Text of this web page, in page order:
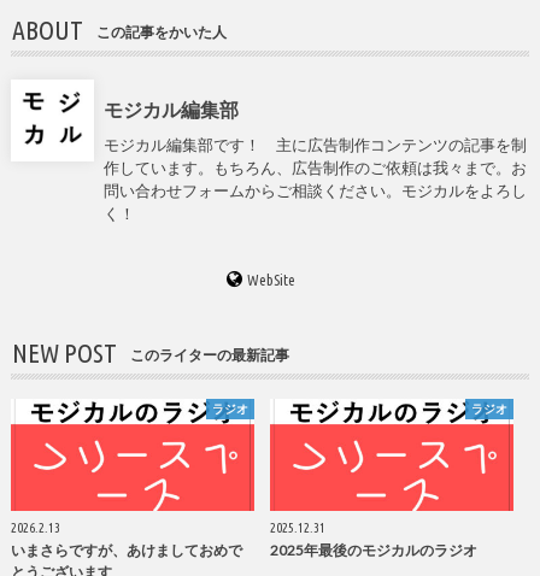
ABOUT この記事をかいた人
モジカル編集部
モジカル編集部です！ 主に広告制作コンテンツの記事を制
作しています。もちろん、広告制作のご依頼は我々まで。お
問い合わせフォームからご相談ください。モジカルをよろし
く！
WebSite
NEW POST このライターの最新記事
ラジオ
2026.2.13
いまさらですが、あけましておめで
とうございます
ラジオ
2025.12.31
2025年最後のモジカルのラジオ